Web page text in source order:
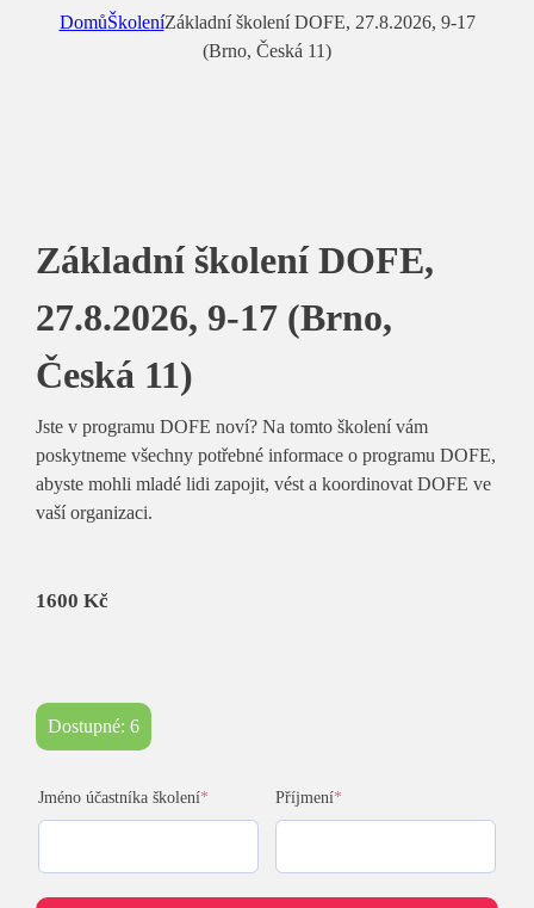
DomůŠkoleníZákladní školení DOFE, 27.8.2026, 9-17
(Brno, Česká 11)
Základní školení DOFE,
27.8.2026, 9-17 (Brno,
Česká 11)
Jste v programu DOFE noví? Na tomto školení vám
poskytneme všechny potřebné informace o programu DOFE,
abyste mohli mladé lidi zapojit, vést a koordinovat DOFE ve
vaší organizaci.
1600 Kč
Dostupné: 6
Jméno účastníka školení*(required) Příjmení*